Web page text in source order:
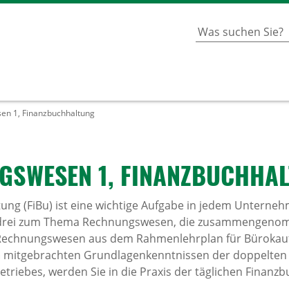
1, Finanzbuchhaltung
1,
(FiBu) ist eine wichtige Aufgabe in jedem
zum Thema Rechnungswesen, die
aus dem Rahmenlehrplan für
mitgebrachten Grundlagenkenntnissen der
werden Sie in die Praxis der täglichen